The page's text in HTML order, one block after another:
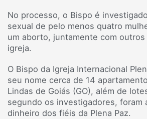
No processo, o Bispo é
sexual de pelo menos quatro
um aborto, juntamente com outros
igreja.
O Bispo da Igreja Internacional
seu nome cerca de 14
Lindas de Goiás (GO), além de
segundo os investigadores, foram
dinheiro dos fiéis da Plena Paz.